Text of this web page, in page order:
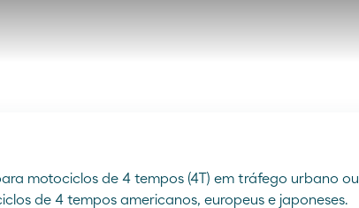
motociclos de 4 tempos (4T) em tráfego urbano ou
de 4 tempos americanos, europeus e japoneses.